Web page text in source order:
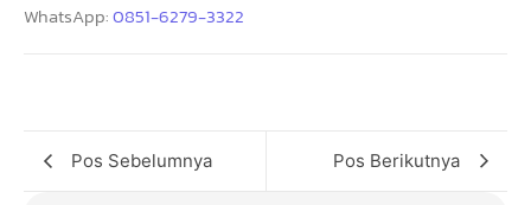
WhatsApp:0851-6279-3322
Pos Sebelumnya Pos Berikutnya